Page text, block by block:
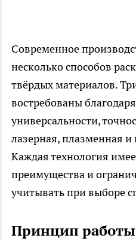
Современное
несколько способов
твёрдых материалов.
востребованы
универсальности,
лазерная, плазменная и
Каждая технология
преимущества и
учитывать при выборе
Принцип работы